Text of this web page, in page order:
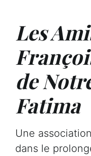
Les
de
Fatima
Une
dans le